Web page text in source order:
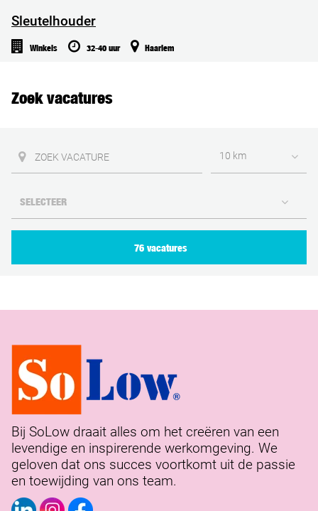
Sleutelhouder
Winkels 32-40 uur Haarlem
Zoek vacatures
10 km
76 vacatures
Bij SoLow draait alles om het creëren van een
levendige en inspirerende werkomgeving. We
geloven dat ons succes voortkomt uit de passie
en toewijding van ons team.